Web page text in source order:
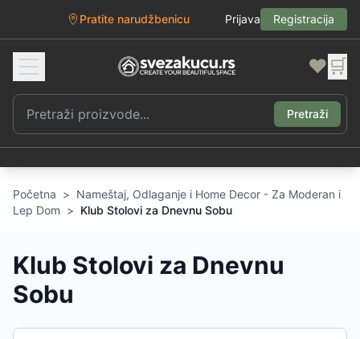
Pratite narudžbenicu Prijava Registracija
❤️ 🛒
Pretraži
Početna > Nameštaj, Odlaganje i Home Decor - Za Moderan i
Lep Dom > Klub Stolovi za Dnevnu Sobu
Klub Stolovi za Dnevnu
Sobu